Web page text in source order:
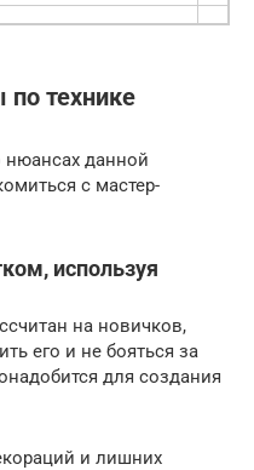
технике
нюансах данной
с мастер-
используя
на новичков,
его и не бояться за
для создания
и лишних